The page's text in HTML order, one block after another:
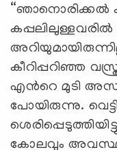
“ഞാനൊരിക്കൽ
കീറിപ്പറിഞ്ഞ
എന്‍റെ മുടി
പോയിരുന്നു. വെട്ടി
കോലവും